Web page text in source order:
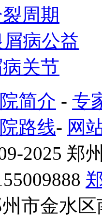
周期
病公益
关节
简介 - 专
路线- 网
2025 郑
市金水